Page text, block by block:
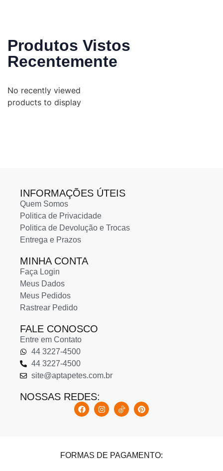
Produtos Vistos
Recentemente
No recently viewed
products to display
INFORMAÇÕES ÚTEIS
Quem Somos
Politica de Privacidade
Politica de Devolução e Trocas
Entrega e Prazos
MINHA CONTA
Faça Login
Meus Dados
Meus Pedidos
Rastrear Pedido
FALE CONOSCO
Entre em Contato
44 3227-4500
44 3227-4500
site@aptapetes.com.br
NOSSAS REDES:
FORMAS DE PAGAMENTO: